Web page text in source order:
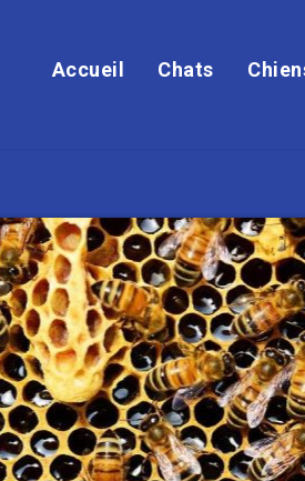
Accueil Chats